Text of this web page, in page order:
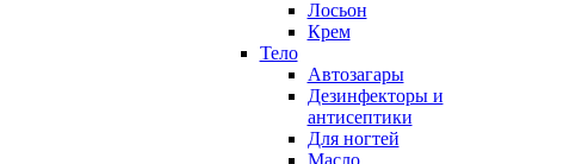
Лосьон
Крем
Тело
Автозагары
Дезинфекторы и
антисептики
Для ногтей
Масло